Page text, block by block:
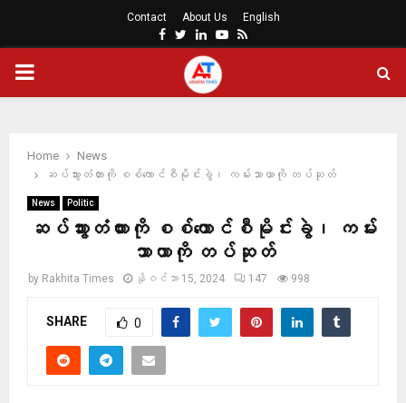
Contact About Us English
Facebook
Twitter
LinkedinYoutube
Rss
PRIMARY
Home
News
ဆပ်သွားတံတားကို စစ်ကောင်စီမိုင်းခွဲ၊ ကမ်းသာယာကို တပ်ဆုတ်
News Politic
ဆပ်သွားတံတားကို စစ်ကောင်စီမိုင်းခွဲ၊ ကမ်း
သာယာကို တပ်ဆုတ်
by Rakhita Times နိုဝင်ဘာ 15, 2024 147 998
SHARE 0